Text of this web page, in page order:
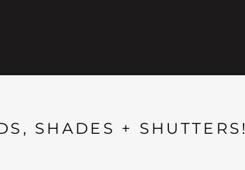
SHADES + SHUTTERS!